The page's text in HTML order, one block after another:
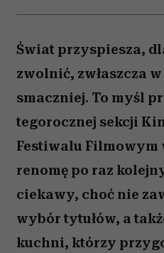
Świat przyspiesza,
zwolnić, zwłaszcza
smaczniej. To myśl
tegorocznej sekcji
Festiwalu Filmowym
renomę po raz
ciekawy, choć nie
wybór tytułów, a
kuchni, którzy